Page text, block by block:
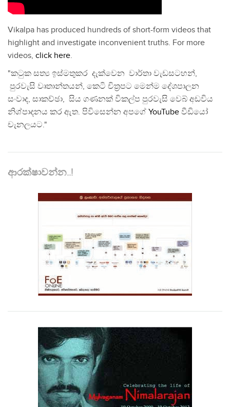
Vikalpa has produced hundreds of short-form videos that
highlight and investigate inconvenient truths. For more
videos, click here.
"කටුක සත්‍ය ඉස්මතුකර දැක්වෙන වාර්තා වැඩසටහන්,
පුරවැසි වෘතාන්තයන්, කෙටි චිත්‍රපට මෙන්ම දේශපාලන
සංවාද, සාකච්ඡා, සිය ගණනක් විකල්ප පුරවැසි වෙබ් අඩවිය
නිශ්පාදනය කර ඇත. පිවිසෙන්න අපගේ YouTube වීඩියෝ
චැනලයට."
ආරක්ෂාවන්න..!